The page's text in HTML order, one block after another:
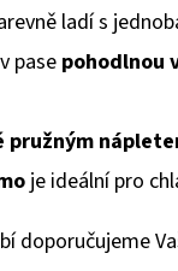
ladí s
pase pohodlnou
pružným
je ideální pro
doporučujeme